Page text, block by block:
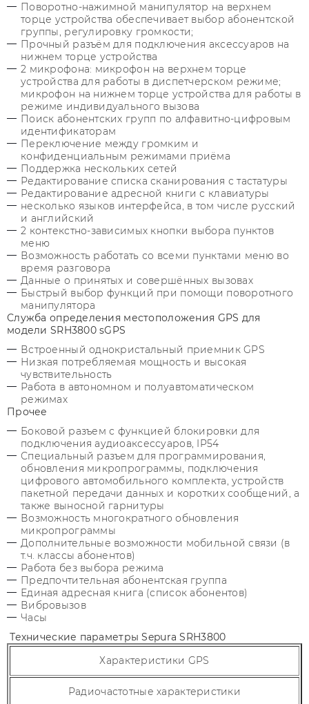
Поворотно-нажимной манипулятор на верхнем
торце устройства обеспечивает выбор абонентской
группы, регулировку громкости;
Прочный разъём для подключения аксессуаров на
нижнем торце устройства
2 микрофона: микрофон на верхнем торце
устройства для работы в диспетчерском режиме;
микрофон на нижнем торце устройства для работы в
режиме индивидуального вызова
Поиск абонентских групп по алфавитно-цифровым
идентификаторам
Переключение между громким и
конфиденциальным режимами приёма
Поддержка нескольких сетей
Редактирование списка сканирования с тастатуры
Редактирование адресной книги с клавиатуры
несколько языков интерфейса, в том числе русский
и английский
2 контекстно-зависимых кнопки выбора пунктов
меню
Возможность работать со всеми пунктами меню во
время разговора
Данные о принятых и совершённых вызовах
Быстрый выбор функций при помощи поворотного
манипулятора
Служба определения местоположения GPS для
модели SRH3800 sGPS
Встроенный однокристальный приемник GPS
Низкая потребляемая мощность и высокая
чувствительность
Работа в автономном и полуавтоматическом
режимах
Прочее
Боковой разъем с функцией блокировки для
подключения аудиоаксессуаров, IP54
Специальный разъем для программирования,
обновления микропрограммы, подключения
цифрового автомобильного комплекта, устройств
пакетной передачи данных и коротких сообщений, а
также выносной гарнитуры
Возможность многократного обновления
микропрограммы
Дополнительные возможности мобильной связи (в
т.ч. классы абонентов)
Работа без выбора режима
Предпочтительная абонентская группа
Единая адресная книга (список абонентов)
Вибровызов
Часы
Характеристики GPS
Радиочастотные характеристики
Технические параметры Sepura SRH3800